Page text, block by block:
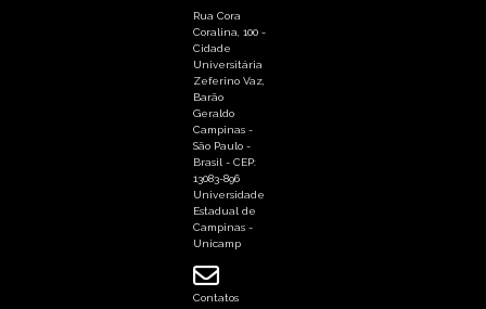
Rua Cora
Coralina, 100 -
Cidade
Universitária
Zeferino Vaz,
Barão
Geraldo
Campinas -
São Paulo -
Brasil - CEP:
13083-896
Universidade
Estadual de
Campinas -
Unicamp
Contatos